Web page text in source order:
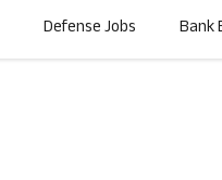
Defense Jobs Bank